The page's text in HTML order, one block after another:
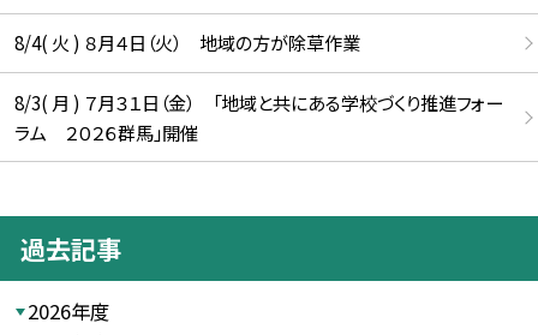
8/4( 火 ) ８月４日（火） 地域の方が除草作業
8/3( 月 ) ７月３１日（金） 「地域と共にある学校づくり推進フォー
ラム ２０２６群馬」開催
過去記事
2026年度